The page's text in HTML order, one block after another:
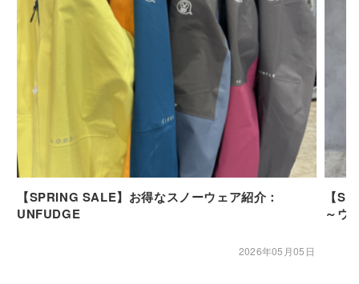
【SPRING SALE】お得なスノーウェア紹介：
UNFUDGE
2026年05月05日
【
～ウ